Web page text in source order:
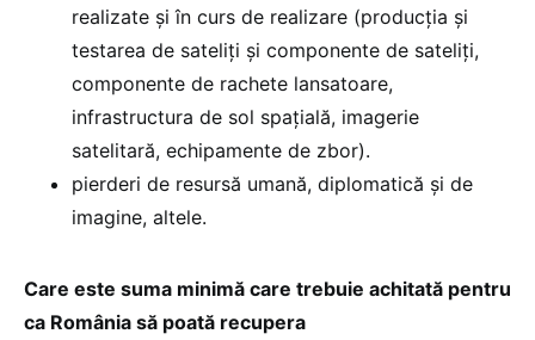
realizate și în curs de realizare (producția și
testarea de sateliți și componente de sateliți,
componente de rachete lansatoare,
infrastructura de sol spațială, imagerie
satelitară, echipamente de zbor).
pierderi de resursă umană, diplomatică și de
imagine, altele.
Care este suma minimă care trebuie achitată pentru
ca România să poată recupera